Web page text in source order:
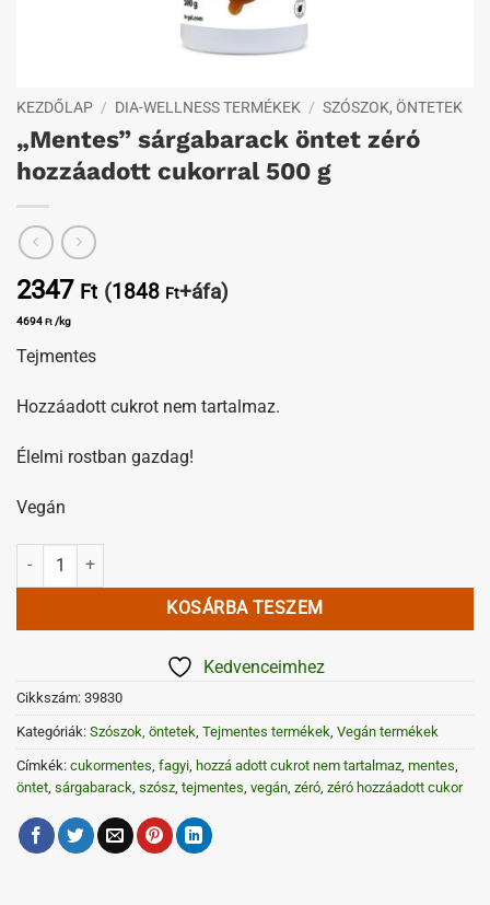
KEZDŐLAP / DIA-WELLNESS TERMÉKEK / SZÓSZOK, ÖNTETEK
„Mentes” sárgabarack öntet zéró
hozzáadott cukorral 500 g
2347 Ft (1848 Ft+áfa)
4694 Ft /kg
Tejmentes
Hozzáadott cukrot nem tartalmaz.
Élelmi rostban gazdag!
Vegán
„Mentes” sárgabarack öntet zéró hozzáadott cukorral 500 g
KOSÁRBA TESZEM
Kedvenceimhez
Cikkszám: 39830
Kategóriák: Szószok, öntetek Tejmentes termékek Vegán termékek
Címkék: cukormentes fagyi hozzá adott cukrot nem tartalmaz mentes
öntet sárgabarack szósz tejmentes vegán zéró zéró hozzáadott cukor